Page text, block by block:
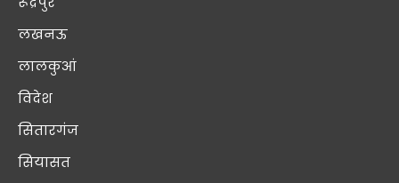
लखनऊ
लालकुआं
विदेश
सितारगंज
सियासत